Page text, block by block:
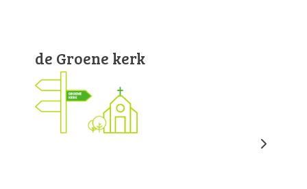
de Groene kerk